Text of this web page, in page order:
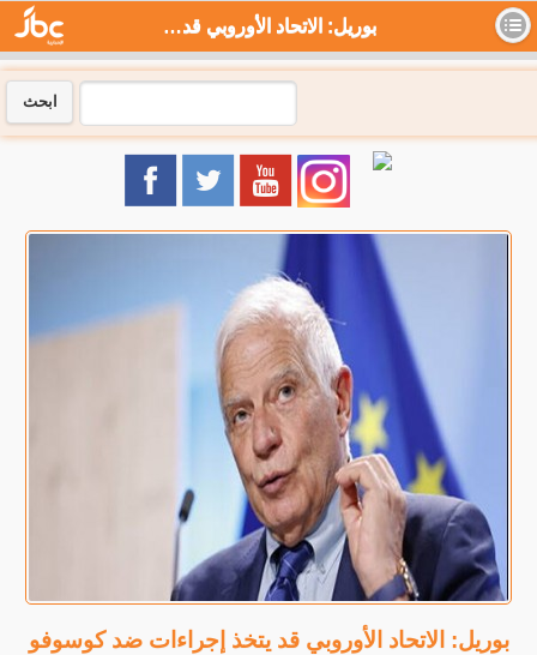
بوريل: الاتحاد الأوروبي قد يتخذ إجراءات ضد كوسوفو وصربيا - جي بي سي نيوز
ابحث
بوريل: الاتحاد الأوروبي قد يتخذ إجراءات ضد كوسوفو